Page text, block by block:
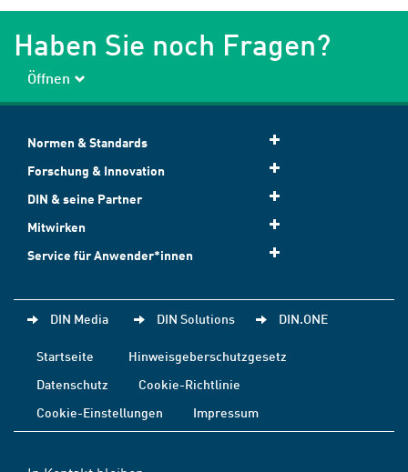
Haben Sie noch Fragen?
Öffnen
Normen & Standards
Forschung & Innovation
DIN & seine Partner
Mitwirken
Service für Anwender*innen
DIN Media DIN Solutions DIN.ONE
Startseite
Hinweisgeberschutzgesetz
Datenschutz
Cookie-Richtlinie
Cookie-Einstellungen
Impressum